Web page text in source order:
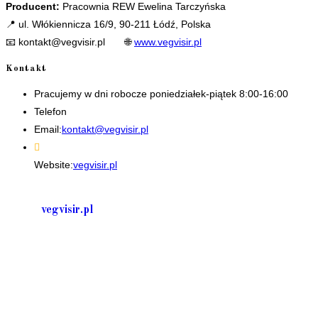
Producent: Pracownia REW Ewelina Tarczyńska
📍 ul. Włókiennicza 16/9, 90-211 Łódź, Polska
📧 kontakt@vegvisir.pl 🌐www.vegvisir.pl
Kontakt
Pracujemy w dni robocze poniedziałek-piątek 8:00-16:00
Telefon
Email:kontakt@vegvisir.plOpens
Website:vegvisir.pl
vegvisir.pl